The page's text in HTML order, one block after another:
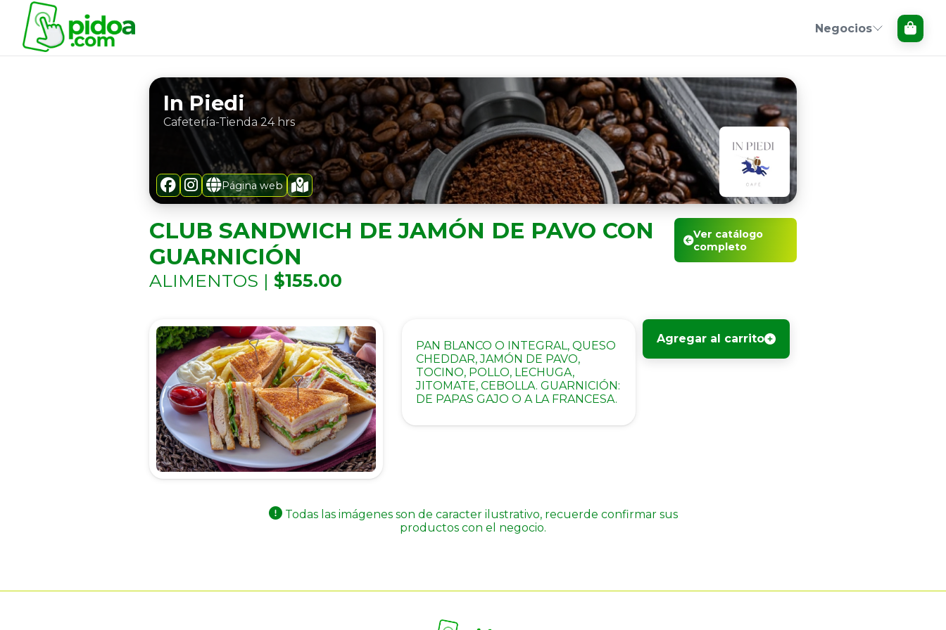
Negocios
In Piedi
Cafetería-Tienda 24 hrs
Página web
CLUB SANDWICH DE JAMÓN DE PAVO CON
GUARNICIÓN
ALIMENTOS | $155.00
Ver catálogo
completo
PAN BLANCO O INTEGRAL, QUESO
CHEDDAR, JAMÓN DE PAVO,
TOCINO, POLLO, LECHUGA,
JITOMATE, CEBOLLA. GUARNICIÓN:
DE PAPAS GAJO O A LA FRANCESA.
Agregar al carrito
Todas las imágenes son de caracter ilustrativo, recuerde confirmar sus
productos con el negocio.